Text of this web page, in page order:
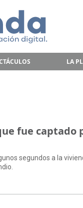
LA
fue captado
segundos a la